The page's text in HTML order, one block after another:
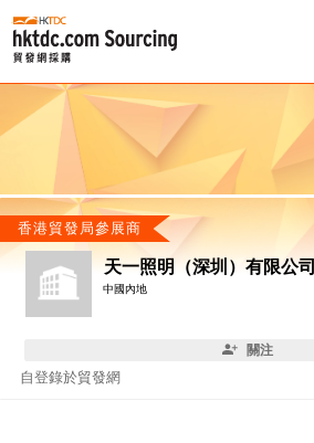
香港貿發局參展商
天一照明（深圳）有限公司
中國內地
關注
自登錄於貿發網